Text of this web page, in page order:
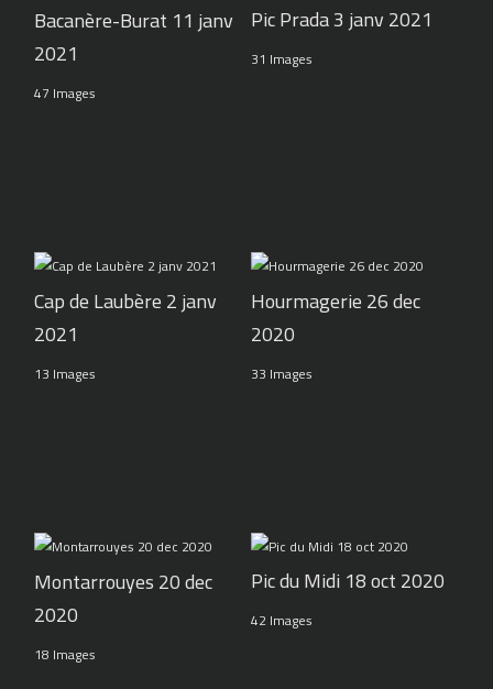
Bacanère-Burat 11 janv
2021
47 Images
Pic Prada 3 janv 2021
31 Images
Cap de Laubère 2 janv
2021
13 Images
Hourmagerie 26 dec
2020
33 Images
Montarrouyes 20 dec
2020
18 Images
Pic du Midi 18 oct 2020
42 Images